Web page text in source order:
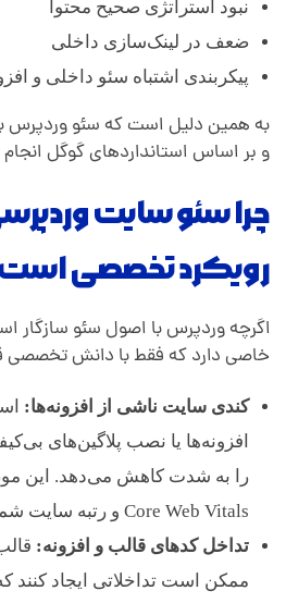
نبود استراتژی صحیح محتوا
ضعف در لینک‌سازی داخلی
پیکربندی اشتباه سئو داخلی و
به همین دلیل است که سئو وردپرس
و بر اساس استانداردهای گوگل
چرا سئو سایت
رویکرد تخصصی
اگرچه وردپرس با اصول سئو سازگار
خاصی دارد که فقط با دانش تخصصی
کندی سایت ناشی از افزونه‌ها:
افزونه‌ها یا نصب پلاگین‌های
را به شدت کاهش می‌دهد. این
Core Web Vitals و رتبه سایت شما تأثیر منفی می‌گذارد.
تداخل کدهای قالب و افزونه:
ممکن است تداخلاتی ایجاد کنند